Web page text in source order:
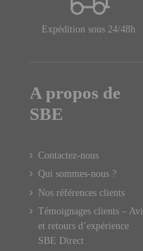
Expédition sous 24/48h
A propos de
SBE
Contactez-nous
Qui sommes-nous ?
Nos références clients
Témoignages clients –
et retours d’expérience
SBE Direct